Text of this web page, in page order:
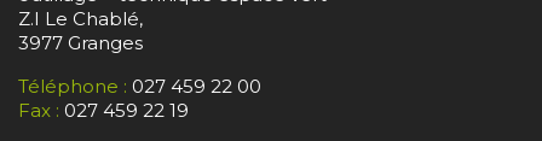
Z.I Le Chablé,
3977 Granges
Téléphone : 027 459 22 00
Fax : 027 459 22 19